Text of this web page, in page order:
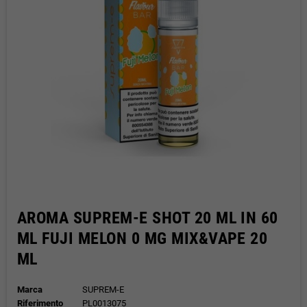
AROMA SUPREM-E SHOT 20 ML IN 60
ML FUJI MELON 0 MG MIX&VAPE 20
ML
Marca
SUPREM-E
Riferimento
PL0013075